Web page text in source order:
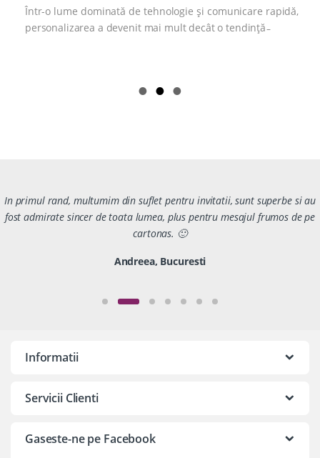
Într-o lume dominată de tehnologie și comunicare rapidă,
personalizarea a devenit mai mult decât o tendință ̵
In primul rand, multumim din suflet pentru invitatii, sunt superbe si au
fost admirate sincer de toata lumea, plus pentru mesajul frumos de pe
cartonas. 🙂
Andreea, Bucuresti
Informatii
Servicii Clienti
Gaseste-ne pe Facebook